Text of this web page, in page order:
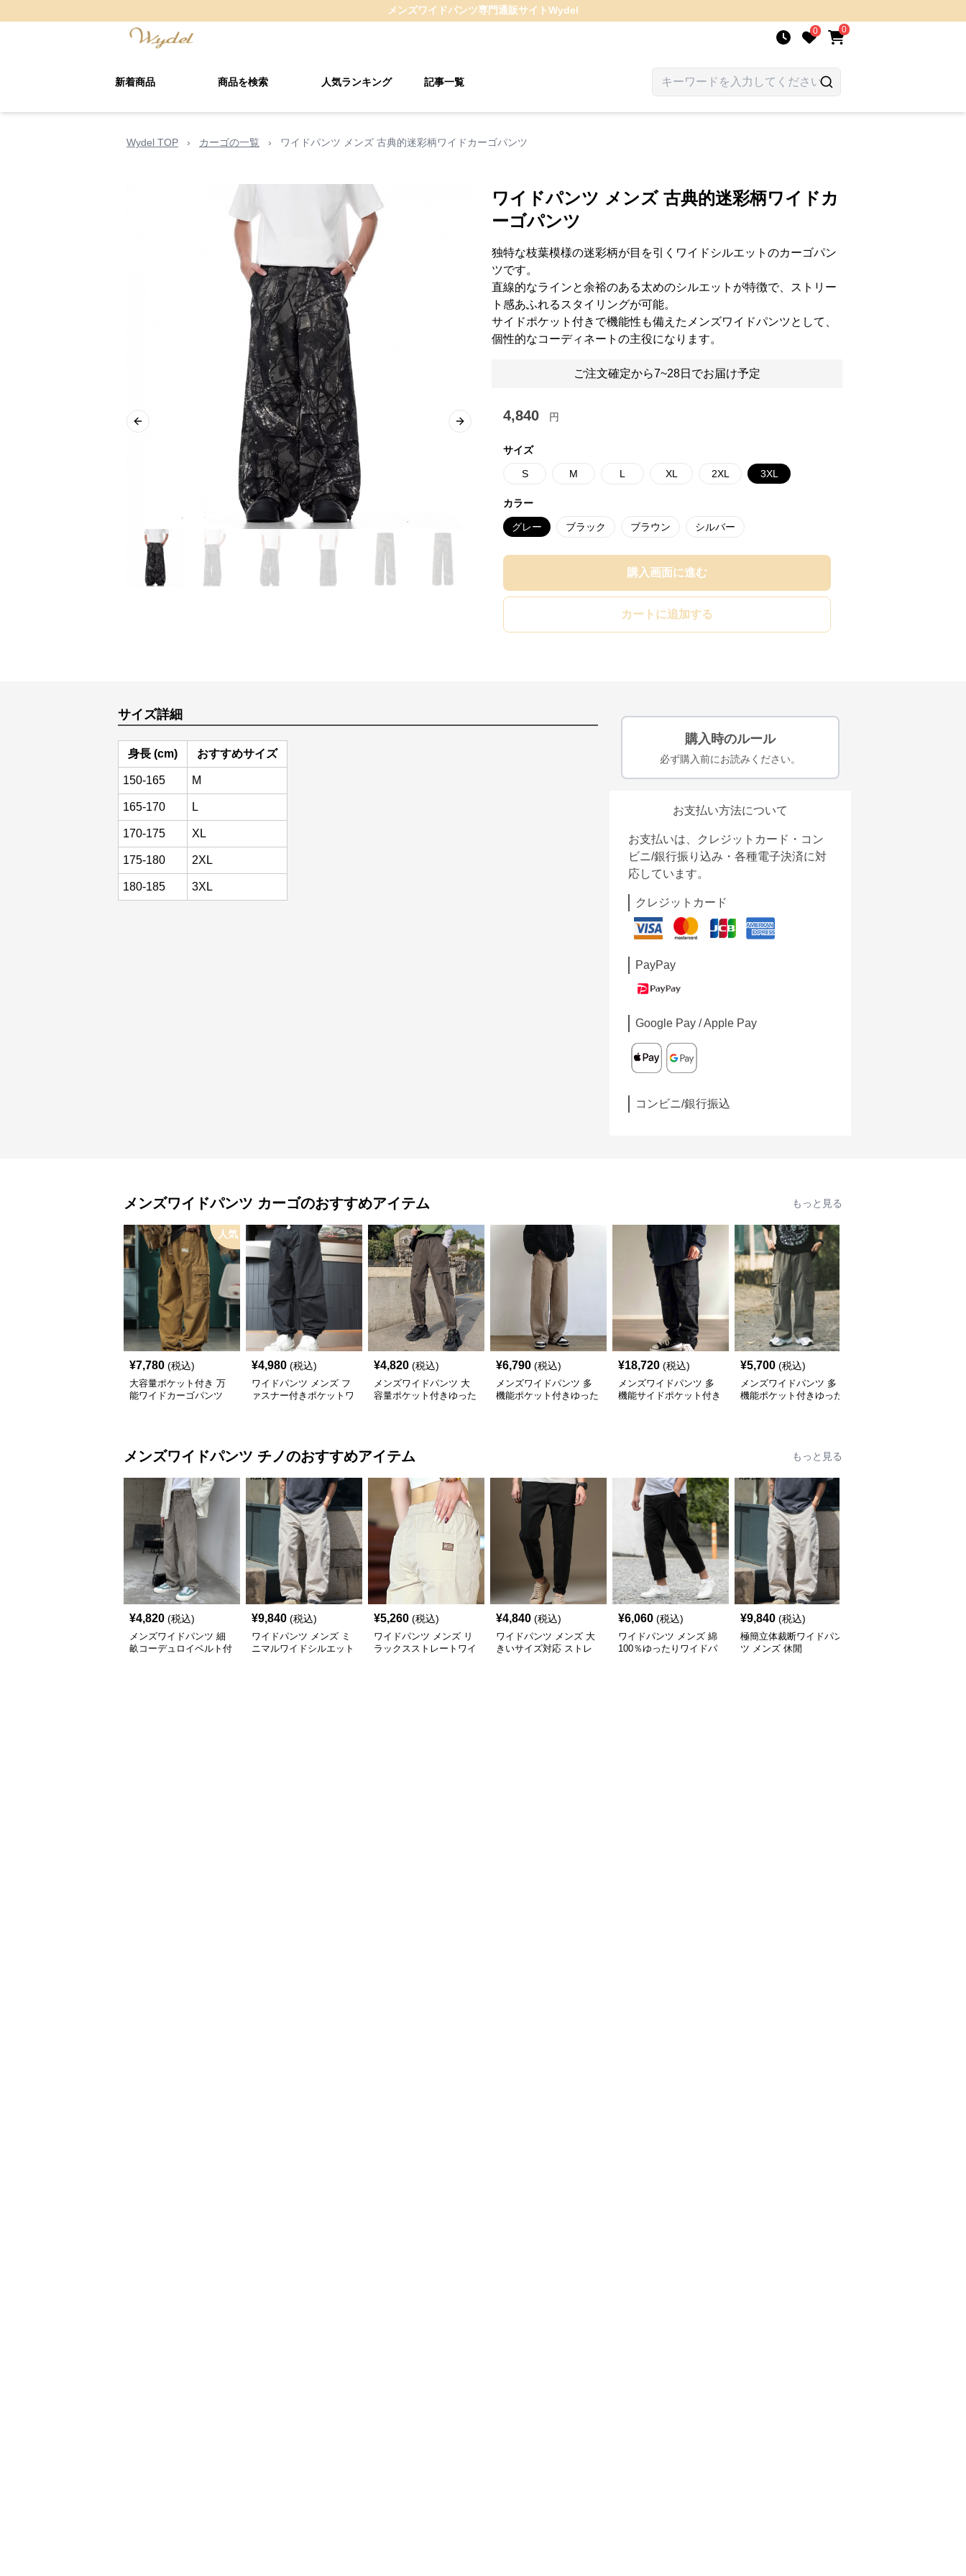
メンズワイドパンツ専門通販サイトWydel
0 0
新着商品 商品を検索 人気ランキング 記事一覧
Wydel TOP › カーゴの一覧 › ワイドパンツ メンズ 古典的迷彩柄ワイドカーゴパンツ
Previous slide Next slide
ワイドパンツ メンズ 古典的迷彩柄ワイドカ
ーゴパンツ
独特な枝葉模様の迷彩柄が目を引くワイドシルエットのカーゴパン
ツです。
直線的なラインと余裕のある太めのシルエットが特徴で、ストリー
ト感あふれるスタイリングが可能。
サイドポケット付きで機能性も備えたメンズワイドパンツとして、
個性的なコーディネートの主役になります。
ご注文確定から7~28日でお届け予定
4,840 円
サイズ
S M L XL 2XL 3XL
カラー
グレー ブラック ブラウン シルバー
購入画面に進む
カートに追加する
サイズ詳細
身長 (cm) おすすめサイズ
150-165 M
165-170 L
170-175 XL
175-180 2XL
180-185 3XL
購入時のルール
必ず購入前にお読みください。
お支払い方法について
お支払いは、クレジットカード・コン
ビニ/銀行振り込み・各種電子決済に対
応しています。
クレジットカード
PayPay
Google Pay / Apple Pay
コンビニ/銀行振込
メンズワイドパンツ カーゴのおすすめアイテム もっと見る
人気
¥7,780 (税込)
大容量ポケット付き 万
能ワイドカーゴパンツ
¥4,980 (税込)
ワイドパンツ メンズ フ
ァスナー付きポケットワ
¥4,820 (税込)
メンズワイドパンツ 大
容量ポケット付きゆった
¥6,790 (税込)
メンズワイドパンツ 多
機能ポケット付きゆった
¥18,720 (税込)
メンズワイドパンツ 多
機能サイドポケット付き
¥5,700 (税込)
メンズワイドパンツ 多
機能ポケット付きゆった
メンズワイドパンツ チノのおすすめアイテム もっと見る
¥4,820 (税込)
メンズワイドパンツ 細
畝コーデュロイベルト付
¥9,840 (税込)
ワイドパンツ メンズ ミ
ニマルワイドシルエット
¥5,260 (税込)
ワイドパンツ メンズ リ
ラックスストレートワイ
¥4,840 (税込)
ワイドパンツ メンズ 大
きいサイズ対応 ストレ
¥6,060 (税込)
ワイドパンツ メンズ 綿
100％ゆったりワイドパ
¥9,840 (税込)
極簡立体裁断ワイドパン
ツ メンズ 休閒